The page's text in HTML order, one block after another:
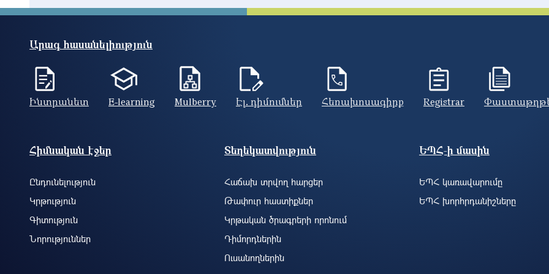
Արագ հասանելիություն
Ինտրանետ E-learning Mulberry Էլ. դիմումներ Հեռախոսագիրք Registrar
Footer site information
Հիմնական էջեր
Ընդունելություն
Կրթություն
Գիտություն
Նորություններ
Տեղեկատվություն
Հաճախ տրվող հարցեր
Թափուր հաստիքներ
Կրթական ծրագրերի որոնում
Դիմորդներին
Ուսանողներին
ԵՊՀ-ի մասին
ԵՊՀ կառավարումը
ԵՊՀ խորհրդանիշները